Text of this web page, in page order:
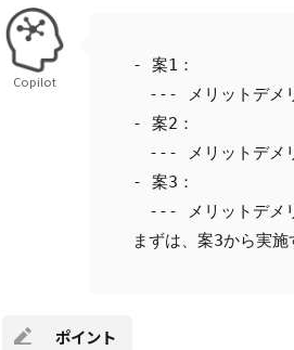
Copilot
- 案1：
--- メリットデメ
- 案2：
--- メリットデメ
- 案3：
--- メリットデメ
まずは、案3から実施
ポイント